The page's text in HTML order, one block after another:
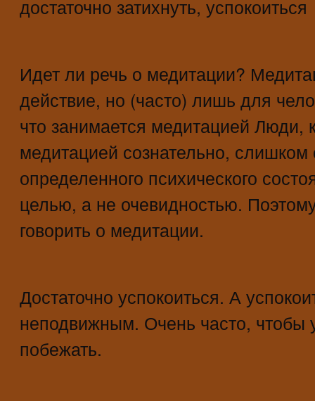
достаточно затихнуть, успокоиться
Идет ли речь о медитации?
действие, но (часто) лишь для
что занимается медитацией Люди,
медитацией сознательно,
определенного психического
целью, а не очевидностью.
говорить о медитации.
Достаточно успокоиться. А
неподвижным. Очень часто, чтобы
побежать.